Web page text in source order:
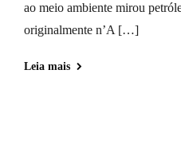
ao meio ambiente mirou
originalmente n’A […]
Leia mais